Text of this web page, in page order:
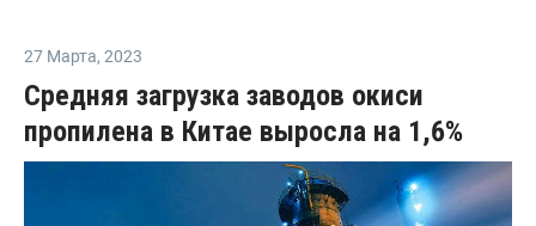
27 Марта, 2023
Средняя загрузка заводов окиси
пропилена в Китае выросла на 1,6%